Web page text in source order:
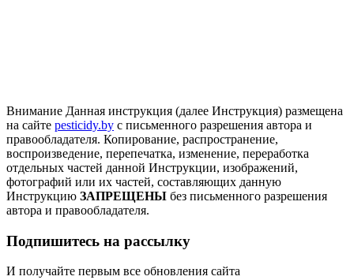
Внимание Данная инструкция (далее Инструкция) размещена
на сайте pesticidy.by с письменного разрешения автора и
правообладателя. Копирование, распространение,
воспроизведение, перепечатка, изменение, переработка
отдельных частей данной Инструкции, изображений,
фотографий или их частей, составляющих данную
Инструкцию ЗАПРЕЩЕНЫ без письменного разрешения
автора и правообладателя.
Подпишитесь на рассылку
И получайте первым все обновления сайта